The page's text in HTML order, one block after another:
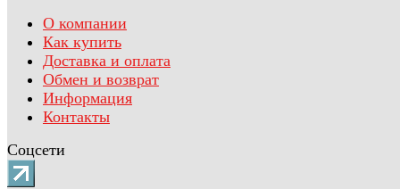
О компании
Как купить
Доставка и оплата
Обмен и возврат
Информация
Контакты
Соцсети